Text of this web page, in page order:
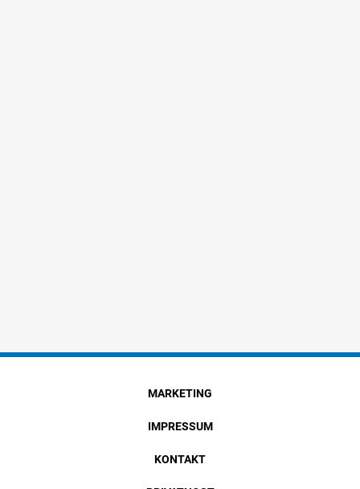
MARKETING
IMPRESSUM
KONTAKT